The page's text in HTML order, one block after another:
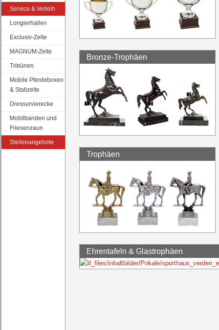
Service & Verleih
Longierhallen
Exclusiv-Zelte
MAGNUM-Zelte
Tribünen
Mobile Pferdeboxen
& Stallzelte
Dressurvierecke
Mobilbanden und
Friesenzaun
Stellenangebote
Bronze-Trophäen
Trophäen
Ehrentafeln & Glastrophäen